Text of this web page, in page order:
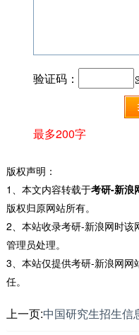
验证码：
最多200字
版权声明：
1、本文内容转载于考研-新浪
版权归原网站所有。
2、本站收录考研-新浪网时
管理员处理。
3、本站仅提供考研-新浪网
任。
上一页:中国研究生招生信